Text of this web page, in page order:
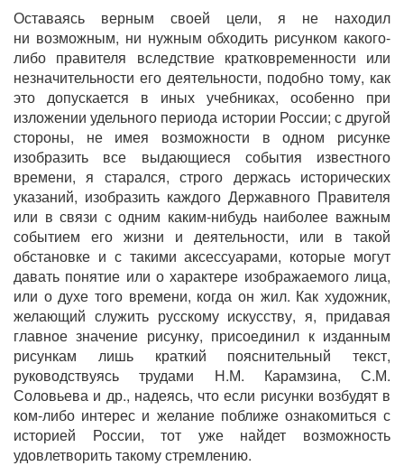
Оставаясь верным своей цели, я не находил
ни возможным, ни нужным обходить рисунком какого-
либо правителя вследствие кратковременности или
незначительности его деятельности, подобно тому, как
это допускается в иных учебниках, особенно при
изложении удельного периода истории России; с другой
стороны, не имея возможности водном рисунке
изобразить все выдающиеся события известного
времени, я старался, строго держась исторических
указаний, изобразить каждого Державного Правителя
или в связи с одним каким-нибудь наиболее важным
событием его жизни и деятельности, или в такой
обстановке и с такимиаксессуарами, которые могут
давать понятие или охарактере изображаемого лица,
или о духе того времени, когда он жил. Как художник,
желающий служить русскому искусству, я, придавая
главное значение рисунку, присоединил к изданным
рисункам лишь краткий пояснительный текст,
руководствуясь трудами Н.М. Карамзина, С.М.
Соловьева и др., надеясь, что если рисунки возбудят в
ком-либо интерес и желание поближе ознакомиться с
историей России, тот уже найдет возможность
удовлетворить такому стремлению.